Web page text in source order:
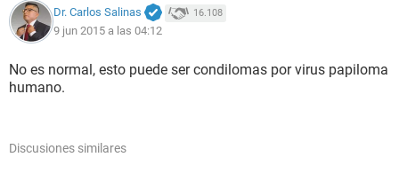
Dr. Carlos Salinas 16.108
9 jun 2015 a las 04:12
No es normal, esto puede ser condilomas por virus papiloma
humano.
Discusiones similares